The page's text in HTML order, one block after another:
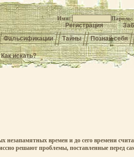
Имя: Пароль:
Регистрация
Фальсификации Тайны Познай себя
Как искать?
незапамятных времен и до сего времени
решают проблемы, поставленные перед